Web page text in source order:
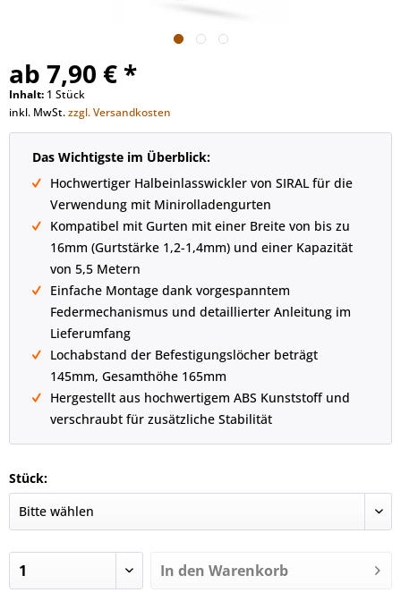
ab 7,90 € *
Inhalt: 1 Stück
inkl. MwSt.zzgl. Versandkosten
Das Wichtigste im Überblick:
Hochwertiger Halbeinlasswickler von SIRAL für die
Verwendung mit Minirolladengurten
Kompatibel mit Gurten mit einer Breite von bis zu
16mm (Gurtstärke 1,2-1,4mm) und einer Kapazität
von 5,5 Metern
Einfache Montage dank vorgespanntem
Federmechanismus und detaillierter Anleitung im
Lieferumfang
Lochabstand der Befestigungslöcher beträgt
145mm, Gesamthöhe 165mm
Hergestellt aus hochwertigem ABS Kunststoff und
verschraubt für zusätzliche Stabilität
Stück:
In den Warenkorb